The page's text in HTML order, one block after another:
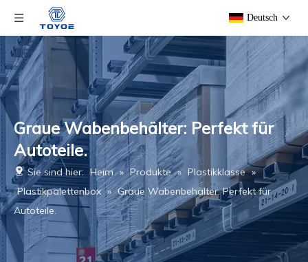
Deutsch
Graue Wabenbehälter: Perfekt für
Autoteile.
Sie sind hier: Heim » Produkte » Plastikklasse »
Plastikpalettenbox » Graue Wabenbehälter: Perfekt für
Autoteile.